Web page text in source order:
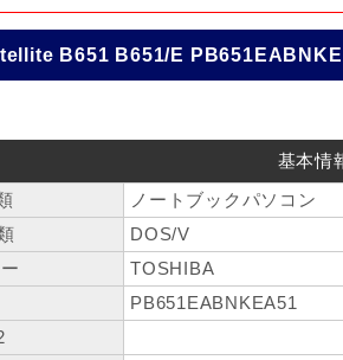
B651 B651/E
基本情
ノートブックパソコン
DOS/V
TOSHIBA
PB651EABNKEA51